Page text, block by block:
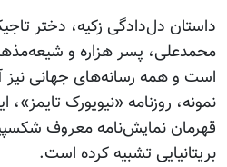
داستان دل‌دادگی زکیه، دختر
محمدعلی، پسر هزاره و
است و همه رسانه‌های جهانی نیز
نمونه، روزنامه «نیویورک تایمز»،
قهرمان نمایش‌نامه معروف
بریتانیایی تشبیه کرده است.